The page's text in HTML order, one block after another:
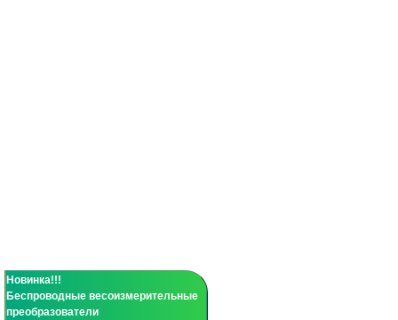
Новинка!!!
Беспроводные весоизмерительные
преобразователи